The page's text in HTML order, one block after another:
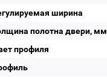
ширина
полотна двери, мм
профиля